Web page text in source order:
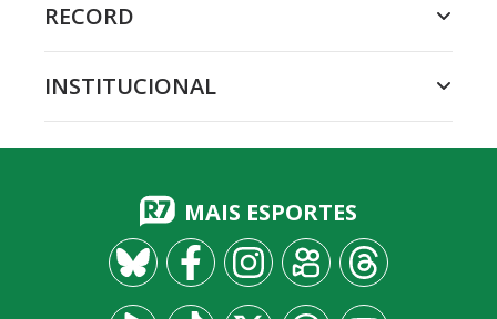
RECORD
INSTITUCIONAL
MAIS ESPORTES